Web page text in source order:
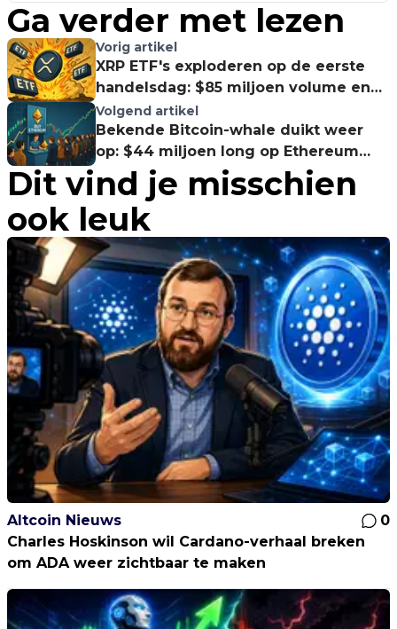
Ga verder met lezen
Vorig artikel
XRP ETF's exploderen op de eerste
handelsdag: $85 miljoen volume en
een koers die 9% knalt
Volgend artikel
Bekende Bitcoin-whale duikt weer
op: $44 miljoen long op Ethereum
met 5x leverage
Dit vind je misschien
ook leuk
Altcoin Nieuws
0
Charles Hoskinson wil Cardano-verhaal breken
om ADA weer zichtbaar te maken